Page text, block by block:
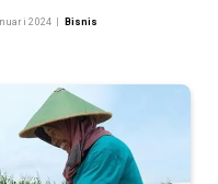
2024 Bisnis